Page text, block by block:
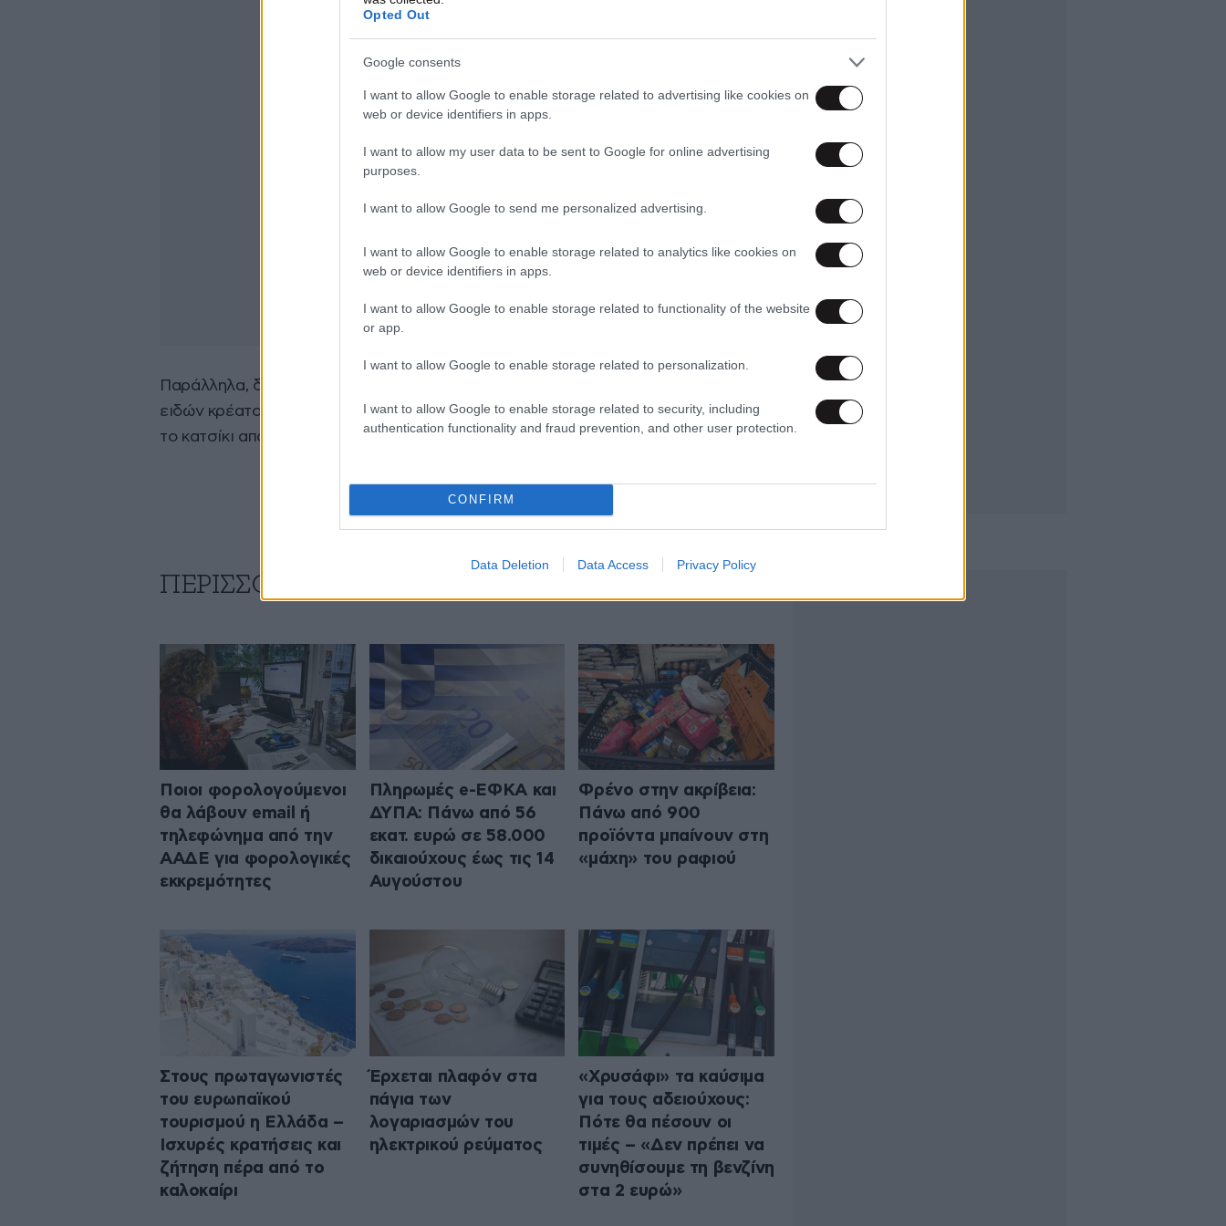
Opted Out
Google consents
I want to allow Google to enable storage related to advertising like cookies on
web or device identifiers in apps.
I want to allow my user data to be sent to Google for online advertising
purposes.
I want to allow Google to send me personalized advertising.
I want to allow Google to enable storage related to analytics like cookies on
web or device identifiers in apps.
I want to allow Google to enable storage related to functionality of the website
or app.
I want to allow Google to enable storage related to personalization.
I want to allow Google to enable storage related to security, including
authentication functionality and fraud prevention, and other user protection.
CONFIRM
Data Deletion Data Access Privacy Policy
Παράλληλα, διαμορφώνονται σημαντικές διαφοροποιήσεις και στις τιμές άλλων
ειδών κρέατος, με το χοιρινό να κυμαίνεται από 5 έως 9 ευρώ το κιλό, το αρνί και
το κατσίκι από 12 έως 16 ευρώ και το κοτόπουλο από 4,50 έως 7 ευρώ το κιλό.
ΠΕΡΙΣΣΟΤΕΡΑ ΑΠΟ ΤΗΝ ΟΙΚΟΝΟΜΙΑ
Ποιοι φορολογούμενοι
θα λάβουν email ή
τηλεφώνημα από την
ΑΑΔΕ για φορολογικές
εκκρεμότητες
Πληρωμές e-ΕΦΚΑ και
ΔΥΠΑ: Πάνω από 56
εκατ. ευρώ σε 58.000
δικαιούχους έως τις 14
Αυγούστου
Φρένο στην ακρίβεια:
Πάνω από 900
προϊόντα μπαίνουν στη
«μάχη» του ραφιού
Στους πρωταγωνιστές
του ευρωπαϊκού
τουρισμού η Ελλάδα –
Ισχυρές κρατήσεις και
ζήτηση πέρα από το
καλοκαίρι
Έρχεται πλαφόν στα
πάγια των
λογαριασμών του
ηλεκτρικού ρεύματος
«Χρυσάφι» τα καύσιμα
για τους αδειούχους:
Πότε θα πέσουν οι
τιμές – «Δεν πρέπει να
συνηθίσουμε τη βενζίνη
στα 2 ευρώ»